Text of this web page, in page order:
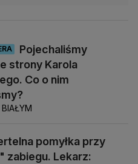
Pojechaliśmy
strony Karola
Co o nim
pomyłka przy
zabiegu. Lekarz: